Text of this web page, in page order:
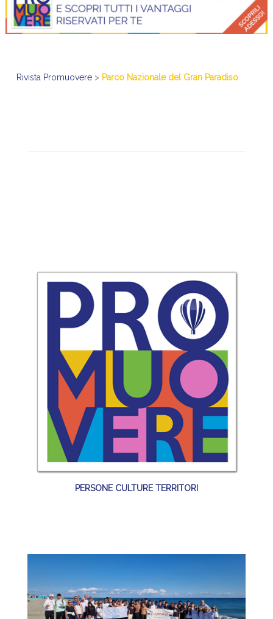
Rivista Promuovere> Parco Nazionale del Gran Paradiso
PERSONE CULTURE TERRITORI